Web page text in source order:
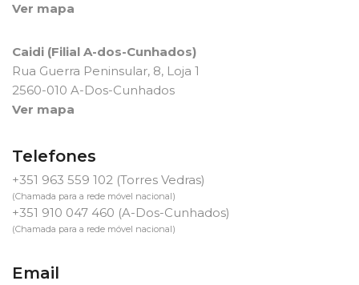
Ver mapa
Caidi (Filial A-dos-Cunhados)
Rua Guerra Peninsular, 8, Loja 1
2560-010 A-Dos-Cunhados
Ver mapa
Telefones
+351 963 559 102 (Torres Vedras)
(Chamada para a rede móvel nacional)
+351 910 047 460 (A-Dos-Cunhados)
(Chamada para a rede móvel nacional)
Email